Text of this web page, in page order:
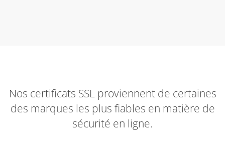
Nos certificats SSL proviennent de certaines
des marques les plus fiables en matière de
sécurité en ligne.